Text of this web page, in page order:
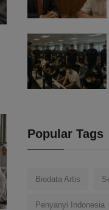
Popular Tags
Biodata Artis
Penyanyi Indonesia